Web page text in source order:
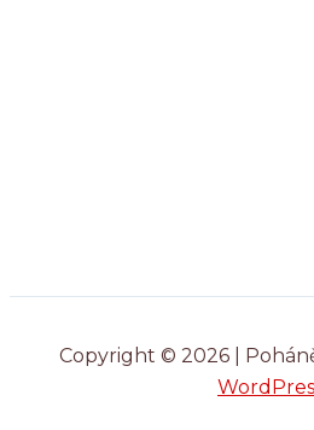
Copyright © 2026 |